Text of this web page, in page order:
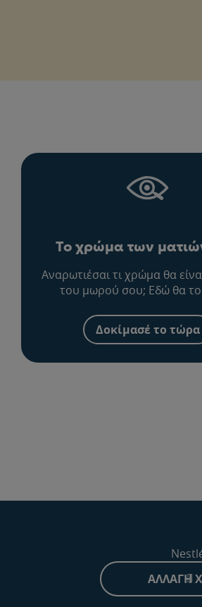
Το χρώμα των
Αναρωτιέσαι τι χρώμα θα
του μωρού σου; Εδώ θα το
Δοκίμασέ το τώρα
ΑΛΛΑΓΉ